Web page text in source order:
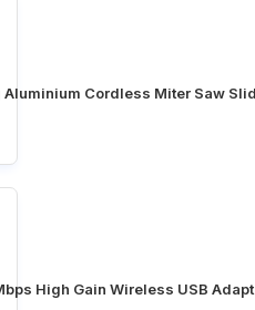
Aluminium Cordless Miter Saw
High Gain Wireless USB